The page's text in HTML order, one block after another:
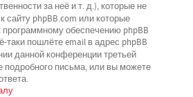
за неё и т. д.), которые не
сайту phpBB.com или которые
программному обеспечению phpBB
таки пошлёте email в адрес phpBB
данной конференциитретьей
подробного письма, или вы можете